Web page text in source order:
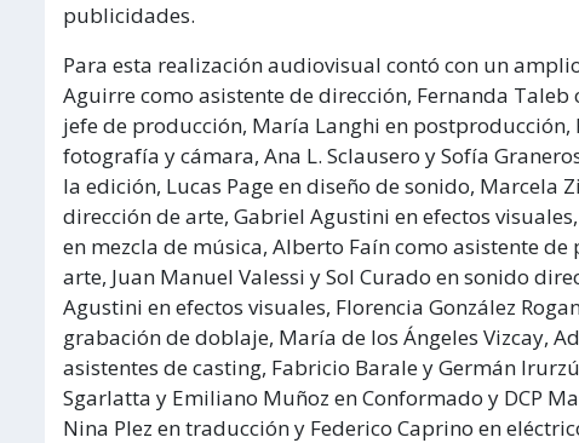
publicidades.
Para esta realización audiovisual contó con un
Aguirre como asistente de dirección, Fernanda
jefe de producción, María Langhi en
fotografía y cámara, Ana L. Sclausero y Sofía
la edición, Lucas Page en diseño de sonido, Marcela
dirección de arte, Gabriel Agustini en efectos
en mezcla de música, Alberto Faín como asistente
arte, Juan Manuel Valessi y Sol Curado en sonido
Agustini en efectos visuales, Florencia González
grabación de doblaje, María de los Ángeles Vizcay,
asistentes de casting, Fabricio Barale y Germán
Sgarlatta y Emiliano Muñoz en Conformado y DCP
Nina Plez en traducción y Federico Caprino en